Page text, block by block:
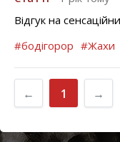
Відгук на
#бодігорор #Жахи
← 1 →